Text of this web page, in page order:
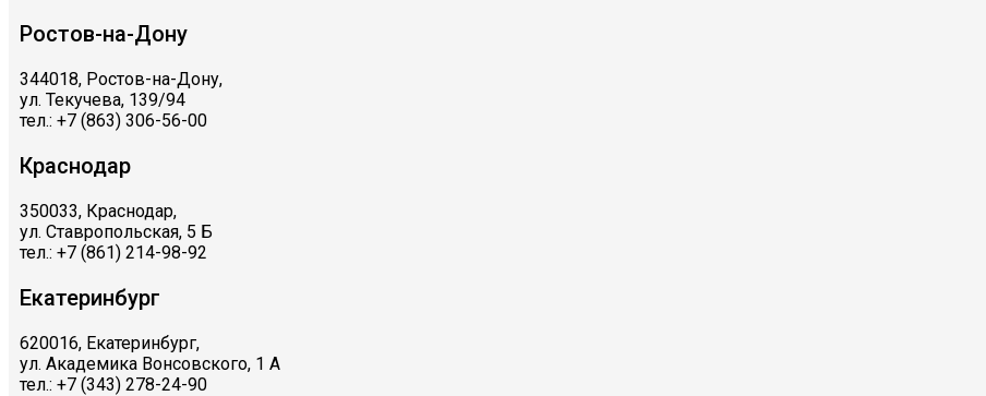
Ростов-на-Дону
344018, Ростов-на-Дону,
ул. Текучева, 139/94
тел.: +7 (863) 306-56-00
Краснодар
350033, Краснодар,
ул. Ставропольская, 5 Б
тел.: +7 (861) 214-98-92
Екатеринбург
620016, Екатеринбург,
ул. Академика Вонсовского, 1 А
тел.: +7 (343) 278-24-90